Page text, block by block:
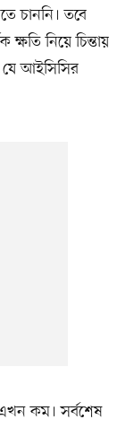
চাননি। তবে
ক্ষতি নিয়ে চিন্তায়
আইসিসির
এখন কম। সর্বশেষ